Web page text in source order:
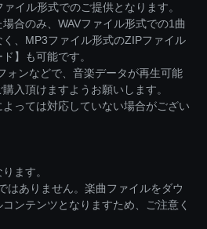
ァイル形式でのご提供となります。
合のみ、WAVファイル形式での1曲
、MP3ファイル形式のZIPファイル
】も可能です。
ォンなどで、音楽データが再生可能
入頂けますようお願いします。
っては対応していない場合がござい
ます。
はありません。楽曲ファイルをダウ
ンテンツとなりますため、ご注意く